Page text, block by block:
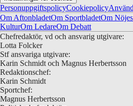
PersonuppgiftspolicyCookiepolicy
Om AftonbladetOm SportbladetOm
KulturOm LedareOm Debatt
Chefredaktör, vd och ansvarig utgivare:
Lotta Folcker
Stf ansvariga utgivare:
Karin Schmidt och Magnus Herbertsson
Redaktionschef:
Karin Schmidt
Sportchef:
Magnus Herbertsson